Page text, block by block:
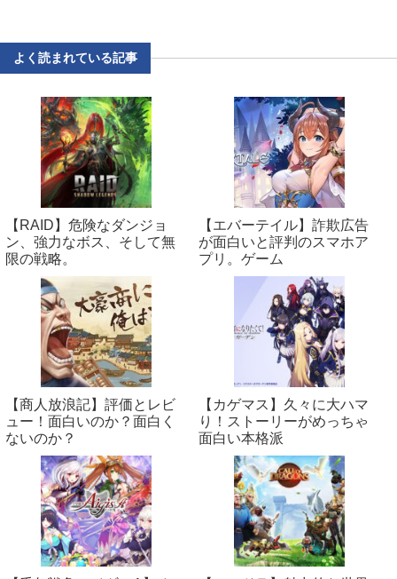
よく読まれている記事
【RAID】危険なダンジョ
ン、強力なボス、そして無
限の戦略。
【エバーテイル】詐欺広告
が面白いと評判のスマホア
プリ。ゲーム
【商人放浪‪記】評価とレビ
ュー！面白いのか？面白く
ないのか？
【カゲマス】久々に大ハマ
り！ストーリーがめっちゃ
面白い本格派